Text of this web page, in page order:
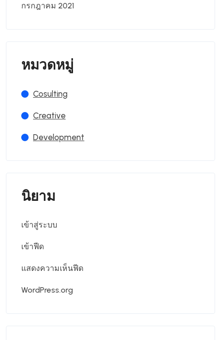
กรกฎาคม 2021
หมวดหมู่
Cosulting
Creative
Development
นิยาม
เข้าสู่ระบบ
เข้าฟีด
แสดงความเห็นฟีด
WordPress.org